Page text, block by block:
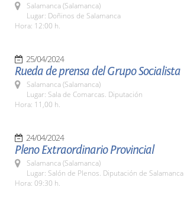
Salamanca (Salamanca)
Lugar: Doñinos de Salamanca
Hora: 12:00 h.
25/04/2024
Rueda de prensa del Grupo Socialista
Salamanca (Salamanca)
Lugar: Sala de Comarcas. Diputación
Hora: 11,00 h.
24/04/2024
Pleno Extraordinario Provincial
Salamanca (Salamanca)
Lugar: Salón de Plenos. Diputación de Salamanca
Hora: 09:30 h.